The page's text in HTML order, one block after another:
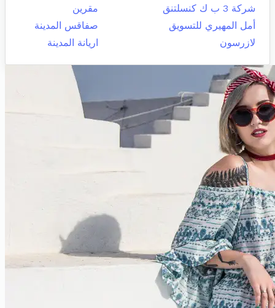
شركة 3 ب ك كنسلتنق
مقرين
أمل المهيري للتسويق
صفاقس المدينة
لازرسون
اريانة المدينة